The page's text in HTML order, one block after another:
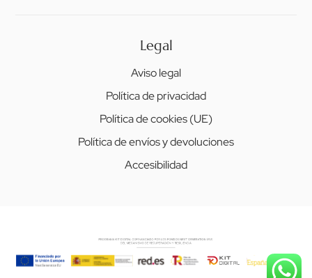
Legal
Aviso legal
Política de privacidad
Política de cookies (UE)
Política de envíos y devoluciones
Accesibilidad